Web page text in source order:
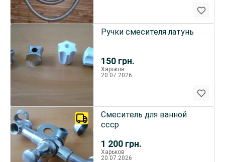
150 грн.
Ручки смесителя латунь
Харьков
20.07.2026
1 200 грн.
Смеситель для ванной
ссср
Харьков
20.07.2026